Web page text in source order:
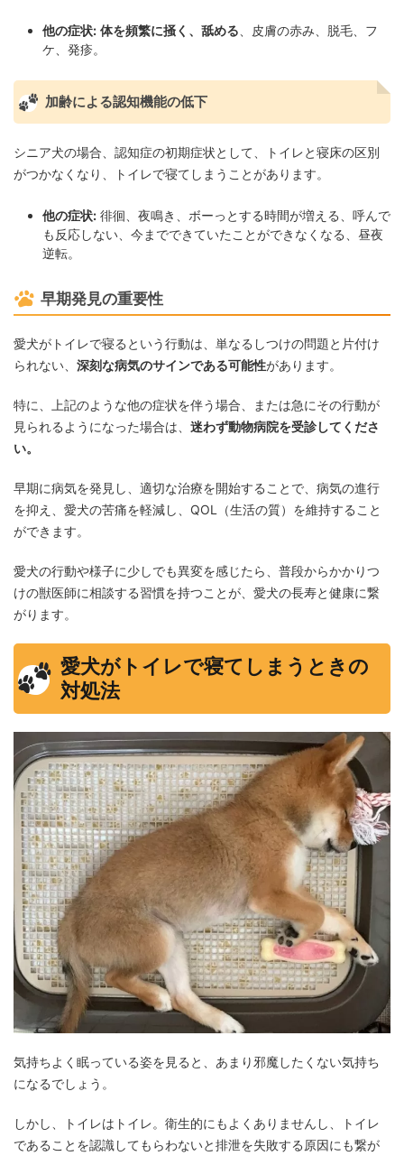
他の症状: 体を頻繁に掻く、舐める 、皮膚の赤み、脱毛、フ
ケ、発疹。
加齢による認知機能の低下
シニア犬の場合、認知症の初期症状として、トイレと寝床の区別
がつかなくなり、トイレで寝てしまうことがあります。
他の症状: 徘徊、夜鳴き、ボーっとする時間が増える、呼んで
も反応しない、今までできていたことができなくなる、昼夜
逆転。
早期発見の重要性
愛犬がトイレで寝るという行動は、単なるしつけの問題と片付け
られない、 深刻な病気のサインである可能性があります。
特に、上記のような他の症状を伴う場合、または急にその行動が
見られるようになった場合は、 迷わず動物病院を受診してくださ
い。
早期に病気を発見し、適切な治療を開始することで、病気の進行
を抑え、愛犬の苦痛を軽減し、QOL（生活の質）を維持すること
ができます。
愛犬の行動や様子に少しでも異変を感じたら、普段からかかりつ
けの獣医師に相談する習慣を持つことが、愛犬の長寿と健康に繋
がります。
愛犬がトイレで寝てしまうときの
対処法
気持ちよく眠っている姿を見ると、あまり邪魔したくない気持ち
になるでしょう。
しかし、トイレはトイレ。衛生的にもよくありませんし、トイレ
であることを認識してもらわないと排泄を失敗する原因にも繋が